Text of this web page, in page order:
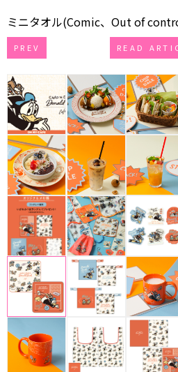
ミニタオル(Comic、Out of
PREV READ